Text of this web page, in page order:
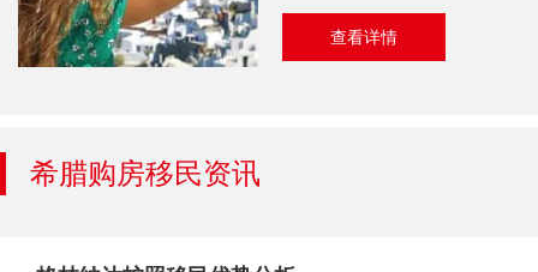
查看详情
希腊购房移民资讯